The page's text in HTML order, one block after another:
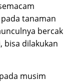
tanaman
bercak
bisa dilakukan
musim